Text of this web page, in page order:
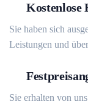
Kostenlose
Sie haben sich
Leistungen und
Sie erhalten von